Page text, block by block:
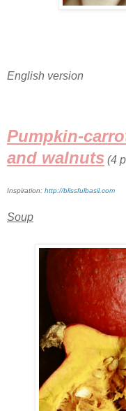
English version
Pumpkin-
and walnuts (4
Inspiration: http://blissfulbasil.com
Soup